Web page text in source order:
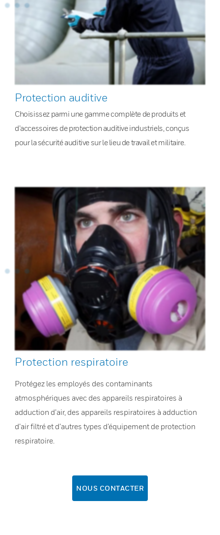
Protection auditive
Choisissez parmi une gamme complète de produits et
d’accessoires de protection auditive industriels, conçus
pour la sécurité auditive sur le lieu de travail et militaire.
Protection respiratoire
Protégez les employés des contaminants
atmosphériques avec des appareils respiratoires à
adduction d’air, des appareils respiratoires à adduction
d’air filtré et d’autres types d’équipement de protection
respiratoire.
NOUS CONTACTER